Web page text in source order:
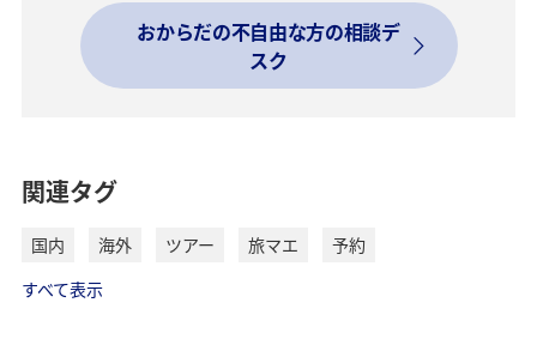
おからだの不自由な方の相談デ
スク
関連タグ
国内 海外 ツアー 旅マエ
予約
すべて表示